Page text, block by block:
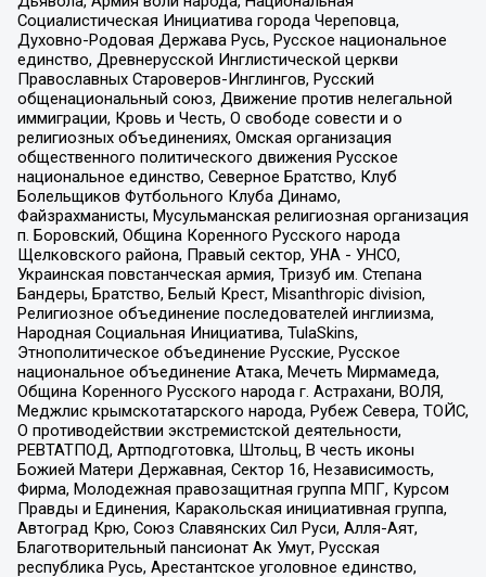
Социалистическая Инициатива города Череповца,
Духовно-Родовая Держава Русь, Русское национальное
единство, Древнерусской Инглистической церкви
Православных Староверов-Инглингов, Русский
общенациональный союз, Движение против нелегальной
иммиграции, Кровь и Честь, О свободе совести и о
религиозных объединениях, Омская организация
общественного политического движения Русское
национальное единство, Северное Братство, Клуб
Болельщиков Футбольного Клуба Динамо,
Файзрахманисты, Мусульманская религиозная организация
п. Боровский, Община Коренного Русского народа
Щелковского района, Правый сектор, УНА - УНСО,
Украинская повстанческая армия, Тризуб им. Степана
Бандеры, Братство, Белый Крест, Misanthropic division,
Религиозное объединение последователей инглиизма,
Народная Социальная Инициатива, TulaSkins,
Этнополитическое объединение Русские, Русское
национальное объединение Атака, Мечеть Мирмамеда,
Община Коренного Русского народа г. Астрахани, ВОЛЯ,
Меджлис крымскотатарского народа, Рубеж Севера, ТОЙС,
О противодействии экстремистской деятельности,
РЕВТАТПОД, Артподготовка, Штольц, В честь иконы
Божией Матери Державная, Сектор 16, Независимость,
Фирма, Молодежная правозащитная группа МПГ, Курсом
Правды и Единения, Каракольская инициативная группа,
Автоград Крю, Союз Славянских Сил Руси, Алля-Аят,
Благотворительный пансионат Ак Умут, Русская
республика Русь, Арестантское уголовное единство,